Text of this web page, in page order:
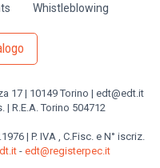
Whistleblowing
17 | 10149 Torino | edt@edt.it
| R.E.A. Torino 504712
| P. IVA , C.Fisc. e N° iscriz.
- edt@registerpec.it